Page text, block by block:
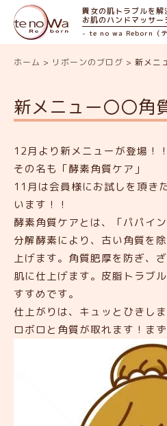
貴女の肌トラブルを解
お肌のハンドマッサー
- te no wa Reborn（
ホーム > リボーンのブログ > 新メニ
新メニュー〇〇角
12月より新メニューが登場！！
その名も「酵素角質ケア」
11月は会員様にお試しを頂き
います！！
酵素角質ケアとは、「パパイ
分解酵素により、古い角質を
上げます。角質肥厚を防ぎ、
肌に仕上げます。皮脂トラブ
すすめです。
仕上がりは、キュッとひきし
ロボロと角質が取れます！ま